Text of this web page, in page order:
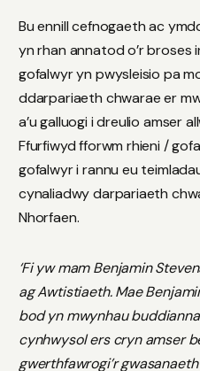
Bu ennill cefnogaeth ac
yn rhan annatod o’r broses
gofalwyr yn pwysleisio pa
ddarpariaeth chwarae er
a’u galluogi i dreulio amser
Ffurfiwyd fforwm rhieni /
gofalwyr i rannu eu
cynaliadwy darpariaeth
Nhorfaen.
‘Fi yw mam Benjamin
ag Awtistiaeth. Mae
bod yn mwynhau
cynhwysol ers cryn amser
gwerthfawrogi’r